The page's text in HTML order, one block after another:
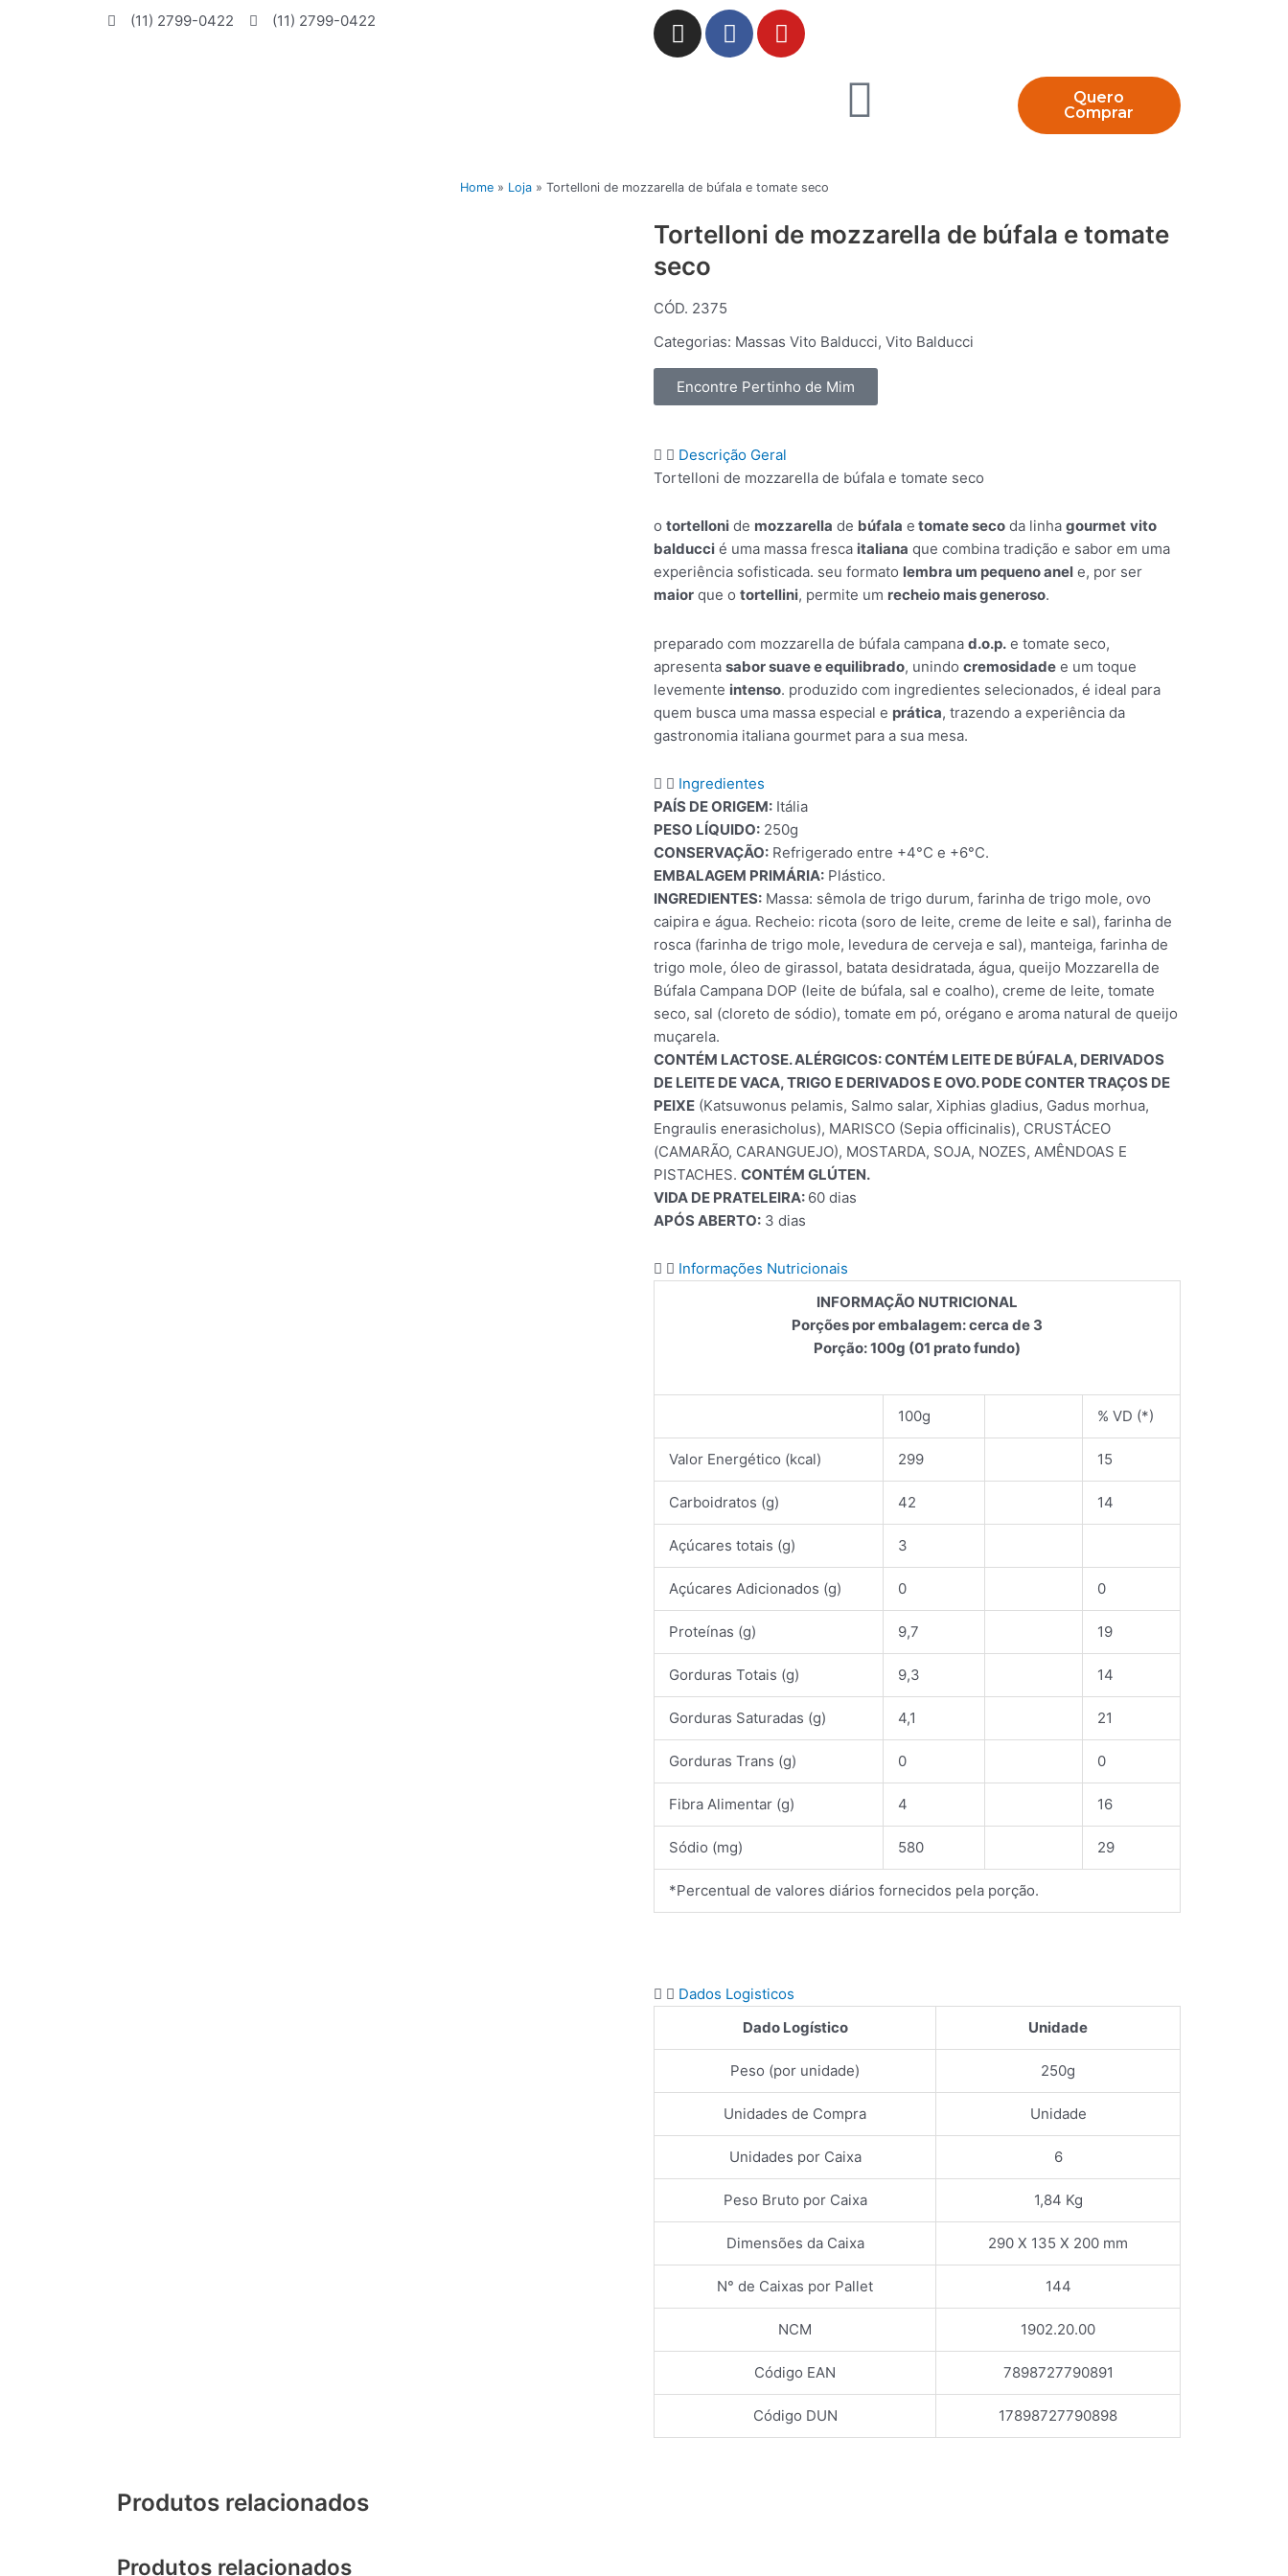
(11) 2799-0422 (11) 2799-0422
I
n
a
F
a
k
Y
o
Quero
Comprar
Home» Loja» Tortelloni de mozzarella de búfala e tomate seco
Tortelloni de mozzarella de búfala e tomate
seco
CÓD. 2375
Categorias: Massas Vito Balducci, Vito Balducci
Encontre Pertinho de Mim
Descrição Geral
Tortelloni de mozzarella de búfala e tomate seco
o tortelloni de mozzarella de búfala e tomate seco da linha gourmet vito
balducci é uma massa fresca italiana que combina tradição e sabor em uma
experiência sofisticada. seu formato lembra um pequeno anel e, por ser
maior que o tortellini, permite um recheio mais generoso.
preparado com mozzarella de búfala campana d.o.p. e tomate seco,
apresenta sabor suave e equilibrado, unindo cremosidade e um toque
levemente intenso. produzido com ingredientes selecionados, é ideal para
quem busca uma massa especial e prática, trazendo a experiência da
gastronomia italiana gourmet para a sua mesa.
Ingredientes
PAÍS DE ORIGEM: Itália
PESO LÍQUIDO: 250g
CONSERVAÇÃO: Refrigerado entre +4°C e +6°C.
EMBALAGEM PRIMÁRIA: Plástico.
INGREDIENTES: Massa: sêmola de trigo durum, farinha de trigo mole, ovo
caipira e água. Recheio: ricota (soro de leite, creme de leite e sal), farinha de
rosca (farinha de trigo mole, levedura de cerveja e sal), manteiga, farinha de
trigo mole, óleo de girassol, batata desidratada, água, queijo Mozzarella de
Búfala Campana DOP (leite de búfala, sal e coalho), creme de leite, tomate
seco, sal (cloreto de sódio), tomate em pó, orégano e aroma natural de queijo
muçarela.
CONTÉM LACTOSE. ALÉRGICOS: CONTÉM LEITE DE BÚFALA, DERIVADOS
DE LEITE DE VACA, TRIGO E DERIVADOS E OVO. PODE CONTER TRAÇOS DE
PEIXE (Katsuwonus pelamis, Salmo salar, Xiphias gladius, Gadus morhua,
Engraulis enerasicholus), MARISCO (Sepia officinalis), CRUSTÁCEO
(CAMARÃO, CARANGUEJO), MOSTARDA, SOJA, NOZES, AMÊNDOAS E
PISTACHES. CONTÉM GLÚTEN.
VIDA DE PRATELEIRA: 60 dias
APÓS ABERTO: 3 dias
Informações Nutricionais
INFORMAÇÃO NUTRICIONAL
Porções por embalagem: cerca de 3
Porção: 100g (01 prato fundo)
100g % VD (*)
Valor Energético (kcal) 299 15
Carboidratos (g) 42 14
Açúcares totais (g) 3
Açúcares Adicionados (g) 0 0
Proteínas (g) 9,7 19
Gorduras Totais (g) 9,3 14
Gorduras Saturadas (g) 4,1 21
Gorduras Trans (g) 0 0
Fibra Alimentar (g) 4 16
Sódio (mg) 580 29
*Percentual de valores diários fornecidos pela porção.
Dados Logisticos
Dado Logístico
Unidade
Peso (por unidade) 250g
Unidades de Compra Unidade
Unidades por Caixa 6
Peso Bruto por Caixa 1,84 Kg
Dimensões da Caixa 290 X 135 X 200 mm
N° de Caixas por Pallet 144
NCM 1902.20.00
Código EAN 7898727790891
Código DUN 17898727790898
Produtos relacionados
Produtos relacionados